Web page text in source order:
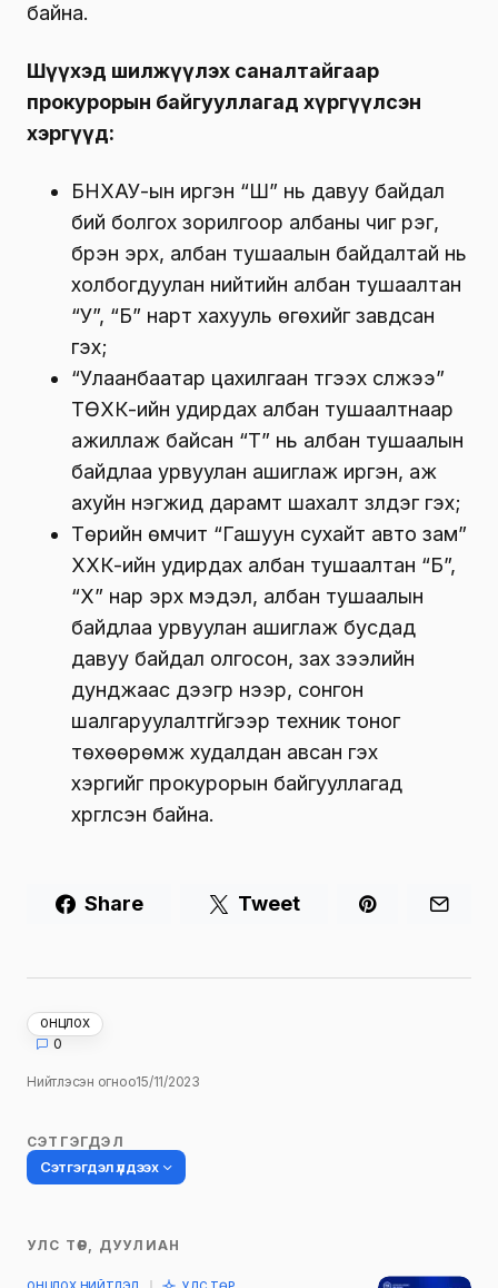
байна.
Шүүхэд шилжүүлэх саналтайгаар
прокурорын байгууллагад хүргүүлсэн
хэргүүд:
БНХАУ-ын иргэн “Ш” нь давуу байдал
бий болгох зорилгоор албаны чиг үүрэг,
бүрэн эрх, албан тушаалын байдалтай нь
холбогдуулан нийтийн албан тушаалтан
“У”, “Б” нарт хахууль өгөхийг завдсан
гэх;
“Улаанбаатар цахилгаан түгээх сүлжээ”
ТӨХК-ийн удирдах албан тушаалтнаар
ажиллаж байсан “Т” нь албан тушаалын
байдлаа урвуулан ашиглаж иргэн, аж
ахуйн нэгжид дарамт шахалт үзүүлдэг гэх;
Төрийн өмчит “Гашуун сухайт авто зам”
ХХК-ийн удирдах албан тушаалтан “Б”,
“Х” нар эрх мэдэл, албан тушаалын
байдлаа урвуулан ашиглаж бусдад
давуу байдал олгосон, зах зээлийн
дунджаас дээгүүр үнээр, сонгон
шалгаруулалтгүйгээр техник тоног
төхөөрөмж худалдан авсан гэх
хэргийг прокурорын байгууллагад
хүргүүлсэн байна.
Share Tweet
ОНЦЛОХ
0
Нийтлэсэн огноо15/11/2023
СЭТГЭГДЭЛ
Сэтгэгдэл үлдээх
Таны имэйл хаягийг нийтлэхгүй.
УЛС ТӨР, ДУУЛИАН